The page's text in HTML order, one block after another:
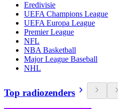
Eredivisie
UEFA Champions League
UEFA Europa League
Premier League
NFL
NBA Basketball
Major League Baseball
NHL
Top radiozenders